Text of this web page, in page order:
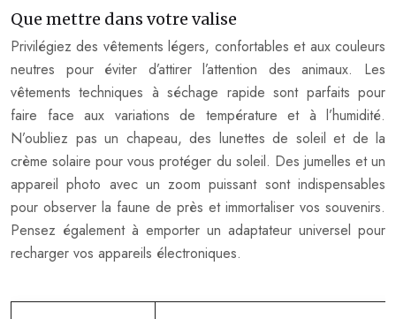
Que mettre dans votre valise
Privilégiez des vêtements légers, confortables et aux couleurs
neutres pour éviter d’attirer l’attention des animaux. Les
vêtements techniques à séchage rapide sont parfaits pour
faire face aux variations de température et à l’humidité.
N’oubliez pas un chapeau, des lunettes de soleil et de la
crème solaire pour vous protéger du soleil. Des jumelles et un
appareil photo avec un zoom puissant sont indispensables
pour observer la faune de près et immortaliser vos souvenirs.
Pensez également à emporter un adaptateur universel pour
recharger vos appareils électroniques.